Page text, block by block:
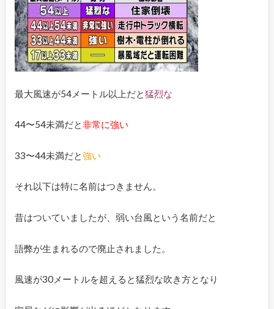
最大風速が54メートル以上だと猛烈な
44〜54未満だと非常に強い
33〜44未満だと強い
それ以下は特に名前はつきません。
昔はついていましたが、弱い台風という名前だと
語弊が生まれるので廃止されました。
風速が30メートルを超えると猛烈な吹き方となり